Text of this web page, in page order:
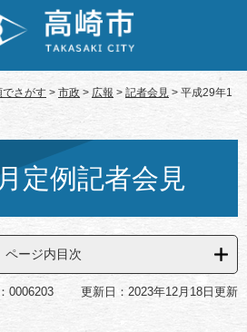
でさがす > 市政 > 広報 > 記者会見 > 平成29年1
定例記者会見
ページ内目次
0006203 更新日：2023年12月18日更新